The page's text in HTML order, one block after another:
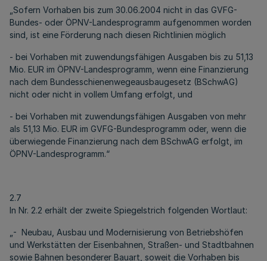
„Sofern Vorhaben bis zum 30.06.2004 nicht in das GVFG-
Bundes- oder ÖPNV-Landesprogramm aufgenommen worden
sind, ist eine Förderung nach diesen Richtlinien möglich
- bei Vorhaben mit zuwendungsfähigen Ausgaben bis zu 51,13
Mio. EUR im ÖPNV-Landesprogramm, wenn eine Finanzierung
nach dem Bundesschienenwegeausbaugesetz (BSchwAG)
nicht oder nicht in vollem Umfang erfolgt, und
- bei Vorhaben mit zuwendungsfähigen Ausgaben von mehr
als 51,13 Mio. EUR im GVFG-Bundesprogramm oder, wenn die
überwiegende Finanzierung nach dem BSchwAG erfolgt, im
ÖPNV-Landesprogramm.“
2.7
In Nr. 2.2 erhält der zweite Spiegelstrich folgenden Wortlaut:
„- Neubau, Ausbau und Modernisierung von Betriebshöfen
und Werkstätten der Eisenbahnen, Straßen- und Stadtbahnen
sowie Bahnen besonderer Bauart, soweit die Vorhaben bis